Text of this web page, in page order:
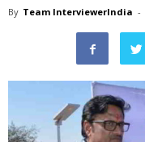
By Team InterviewerIndia -